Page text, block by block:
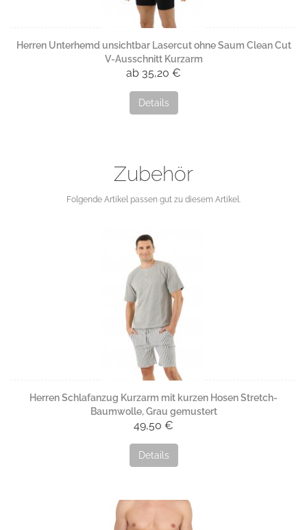
Herren Unterhemd unsichtbar Lasercut ohne Saum Clean Cut
V-Ausschnitt Kurzarm
ab 35,20 €
Details
Zubehör
Folgende Artikel passen gut zu diesem Artikel.
Herren Schlafanzug Kurzarm mit kurzen Hosen Stretch-
Baumwolle, Grau gemustert
49,50 €
Details